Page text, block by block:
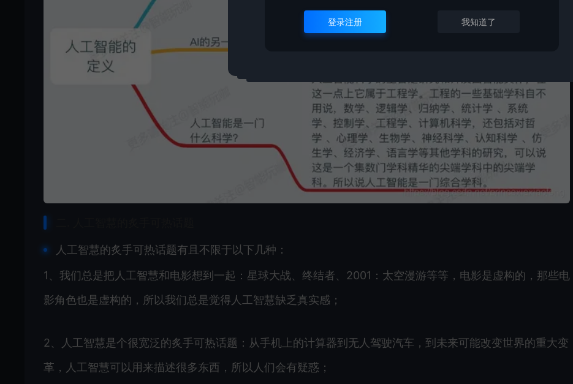
人工智慧的炙手可热话题有且不限于以下几种：
1、我们总是把人工智慧和电影想到一起：星球大战、终结者、2001：太空漫游等等，电影是虚构的，那些电
影角色也是虚构的，所以我们总是觉得人工智慧缺乏真实感；
2、人工智慧是个很宽泛的炙手可热话题：从手机上的计算器到无人驾驶汽车，到未来可能改变世界的重大变
革，人工智慧可以用来描述很多东西，所以人们会有疑惑；
登录注册 我知道了